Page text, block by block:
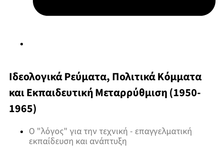
Ιδεολογικά Ρεύματα, Πολιτικά Κόμματα
και Εκπαιδευτική Μεταρρύθμιση (1950-
1965)
Ο "λόγος" για την τεχνική - επαγγελματική
εκπαίδευση και ανάπτυξη